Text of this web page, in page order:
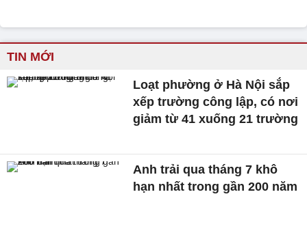
TIN MỚI
Loạt phường ở Hà Nội sắp
xếp trường công lập, có nơi
giảm từ 41 xuống 21 trường
Anh trải qua tháng 7 khô
hạn nhất trong gần 200 năm